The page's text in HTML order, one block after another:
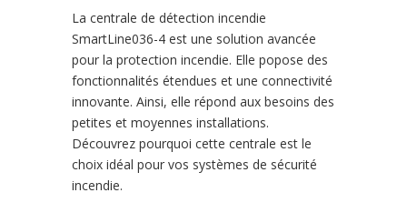
La centrale de détection incendie
SmartLine036-4 est une solution avancée
pour la protection incendie. Elle popose des
fonctionnalités étendues et une connectivité
innovante. Ainsi, elle répond aux besoins des
petites et moyennes installations.
Découvrez pourquoi cette centrale est le
choix idéal pour vos systèmes de sécurité
incendie.